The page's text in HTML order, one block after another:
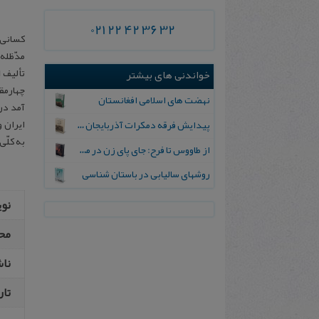
به
021 22 42 36 32
خواندنی های بیشتر
نهضت های‌ اسلامی‌ افغانستان
پیدایش‌ فرقه‌ دمکرات‌ آذربایجان‌ به‌ روایت‌ اسناد و خاطرات‌ منتشر نشده‌
از طاووس‌ تا فرح‌: جای‌ پای‌ زن‌ در مسیر تاریخ‌ معاصر ایران‌
روشهای سالیابی در باستان شناسی